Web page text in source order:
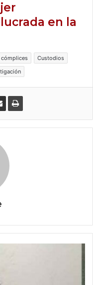
en la
cómplices
Custodios